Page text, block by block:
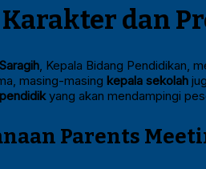
dan
, Kepala Bidang Pendidikan,
masing-masing kepala sekolah
yang akan mendampingi
Parents